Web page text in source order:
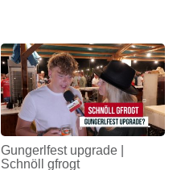
Gungerlfest upgrade |
Schnöll gfrogt